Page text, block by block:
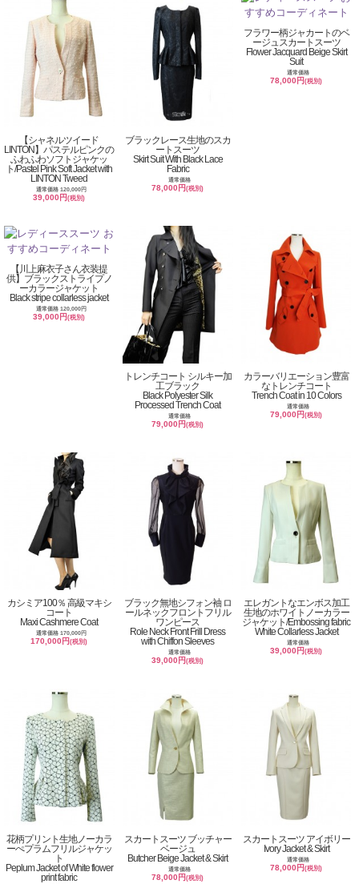
【シャネルツイード
LINTON】パステルピンクの
ふわふわソフトジャケッ
ト/Pastel Pink Soft Jacket with
LINTON Tweed
通常価格 120,000円
39,000円(税別)
ブラックレース生地のスカ
ートスーツ
Skirt Suit With Black Lace
Fabric
通常価格
78,000円(税別)
フラワー柄ジャカートのベ
ージュスカートスーツ
Flower Jacquard Beige Skirt
Suit
通常価格
78,000円(税別)
【川上麻衣子さん衣装提
供】ブラックストライプノ
ーカラージャケット
Black stripe collarless jacket
通常価格 120,000円
39,000円(税別)
トレンチコート シルキー加
工ブラック
Black Polyester Silk
Processed Trench Coat
通常価格
79,000円(税別)
カラーバリエーション豊富
なトレンチコート
Trench Coat in 10 Colors
通常価格
79,000円(税別)
カシミア100％ 高級マキシ
コート
Maxi Cashmere Coat
通常価格 170,000円
170,000円(税別)
ブラック無地シフォン袖 ロ
ールネックフロントフリル
ワンピース
Role Neck Front Frill Dress
with Chiffon Sleeves
通常価格
39,000円(税別)
エレガントなエンボス加工
生地のホワイトノーカラー
ジャケット/Embossing fabric
White Collarless Jacket
通常価格
39,000円(税別)
花柄プリント生地ノーカラ
ーぺプラムフリルジャケッ
ト
Peplum Jacket of White flower
print fabric
スカートスーツ ブッチャー
ベージュ
Butcher Beige Jacket & Skirt
通常価格
78,000円(税別)
スカートスーツ アイボリー
Ivory Jacket & Skirt
通常価格
78,000円(税別)